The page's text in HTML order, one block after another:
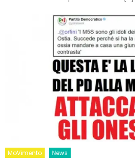
MoVimento News